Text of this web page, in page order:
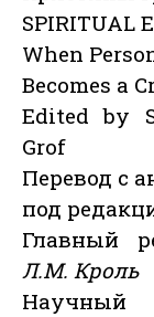
SPIRITUAL
When
Becomes a
Edited by
Grof
Перевод с
под
Главный
Л.М. Кроль
Научный